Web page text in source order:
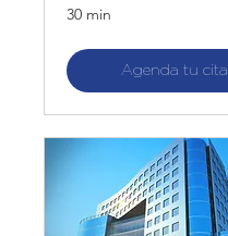
30 min
Agenda tu cita